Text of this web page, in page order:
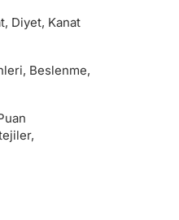
Diyet, Kanat
Beslenme,